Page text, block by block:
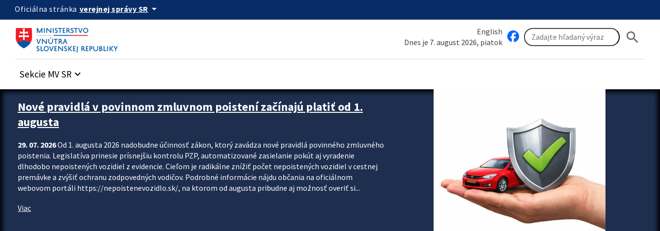
Preskocit na hlavný obsah
Oficiálna stránka verejnej správy SR arrow_drop_down
English
Dnes je 7. august 2026, piatok
search
Sekcie MV SR keyboard_arrow_down
Zastavit automatický posun upútavok
Nové pravidlá v povinnom zmluvnom poistení začínajú platiť od 1.
augusta
29. 07. 2026Od 1. augusta 2026 nadobudne účinnosť zákon, ktorý zavádza nové pravidlá povinného zmluvného
poistenia. Legislatíva prinesie prísnejšiu kontrolu PZP, automatizované zasielanie pokút aj vyradenie
dlhodobo nepoistených vozidiel z evidencie. Cieľom je radikálne znížiť počet nepoistených vozidiel v cestnej
premávke a zvýšiť ochranu zodpovedných vodičov. Podrobné informácie nájdu občania na oficiálnom
webovom portáli https://nepoistenevozidlo.sk/, na ktorom od augusta pribudne aj možnosť overiť si...
Viac